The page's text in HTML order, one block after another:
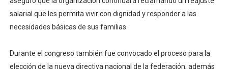
salarial que les permita vivir con dignidad y responder a las
necesidades básicas de sus familias.
Durante el congreso también fue convocado el proceso para la
elección de la nueva directiva nacional de la federación, además